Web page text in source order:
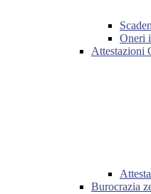
Oneri
Attestazioni
Burocrazia